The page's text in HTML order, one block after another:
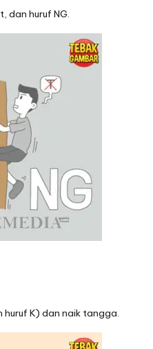
dan huruf NG.
huruf K) dan naik tangga.